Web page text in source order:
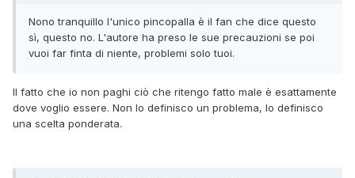
Nono tranquillo l'unico pincopalla è il fan che dice questo
sì, questo no. L'autore ha preso le sue precauzioni se poi
vuoi far finta di niente, problemi solo tuoi.
Il fatto che io non paghi ciò che ritengo fatto male è esattamente
dove voglio essere. Non lo definisco un problema, lo definisco
una scelta ponderata.